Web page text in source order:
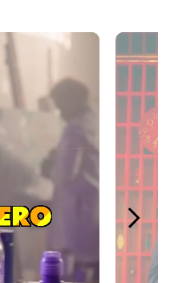
the previous and next